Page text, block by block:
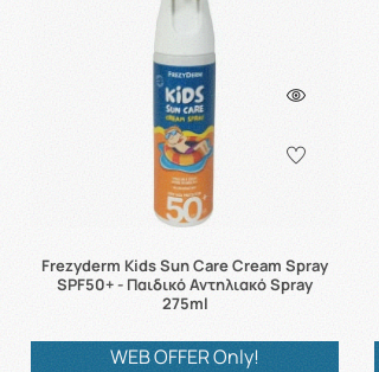
Frezyderm Kids Sun Care Cream Spray
SPF50+ - Παιδικό Αντηλιακό Spray
275ml
WEB OFFER Only!